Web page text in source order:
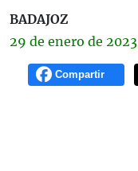
BADAJOZ
29 de enero de 2023
Compartir